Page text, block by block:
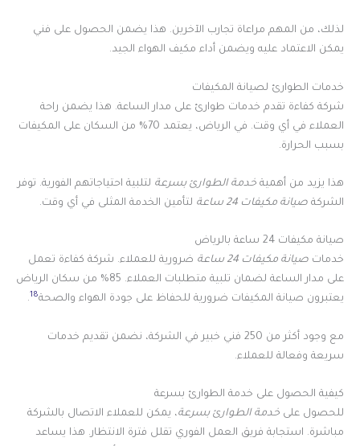
لذلك، من المهم مراعاة تجارب الآخرين. هذا يضمن الحصول على فني
يمكن الاعتماد عليه ويضمن أداء مكيف الهواء الجيد.
خدمات الطوارئ لصيانة المكيفات
شركة كفاءة تقدم خدمات طوارئ على مدار الساعة. هذا يضمن راحة
العملاء في أي وقت. في الرياض، يعتمد 70% من السكان على المكيفات
بسبب الحرارة.
هذا يزيد من أهمية خدمة الطوارئ بسرعة لتلبية احتياجاتهم الفورية. توفر
الشركة صيانة مكيفات 24 ساعة لتأمين الخدمة المثلى في أي وقت.
صيانة مكيفات 24 ساعة بالرياض
خدمات صيانة مكيفات 24 ساعة
ضرورية للعملاء. شركة كفاءة تعمل
على مدار الساعة لضمان تلبية متطلبات العملاء. 85% من سكان الرياض
يعتبرون صيانة المكيفات ضرورية للحفاظ على جودة الهواء والصحة18
.
مع وجود أكثر من 250 فني خبير في الشركة، نضمن تقديم خدمات
سريعة وفعالة للعملاء.
كيفية الحصول على خدمة الطوارئ بسرعة
للحصول على خدمة الطوارئ بسرعة، يمكن للعملاء الاتصال بالشركة
مباشرة. استجابة فريق العمل الفوري تقلل فترة الانتظار. هذا يساعد